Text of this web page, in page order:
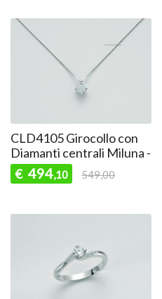
CLD4105 Girocollo con
Diamanti centrali Miluna -
€ 494,10 549,00